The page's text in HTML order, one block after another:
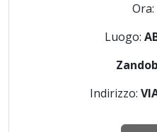
Ora:
Luogo:
Indirizzo: